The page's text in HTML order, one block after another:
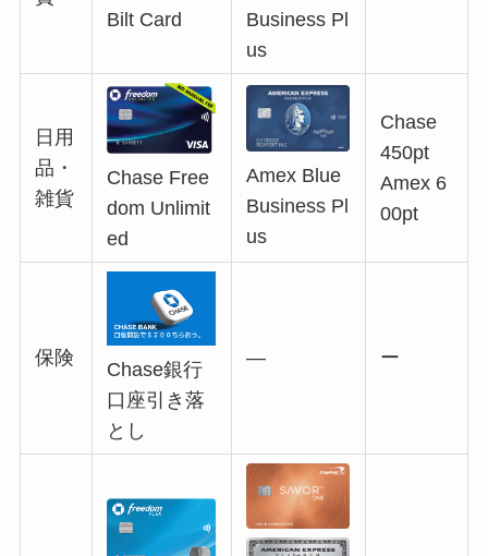
Bilt Card
Business Pl
us
日用
品・
雑貨
Chase Free
dom Unlimit
ed
Amex Blue
Business Pl
us
Chase
450pt
Amex 6
00pt
保険
Chase銀行
口座引き落
とし
― ー